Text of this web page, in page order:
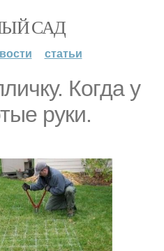
САД
статьи
Когда у
руки.